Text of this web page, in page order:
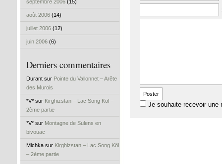
septembre 2006 (15)
août 2006 (14)
juillet 2006 (12)
juin 2006 (6)
Derniers commentaires
Durant sur Pointe du Vallonnet – Arête
des Murois
*V* sur Kirghizstan – Lac Song Köl –
2ème partie
*V* sur Montagne de Sulens en
bivouac
Michka sur Kirghizstan – Lac Song Köl
– 2ème partie
Je souhaite recevoir une